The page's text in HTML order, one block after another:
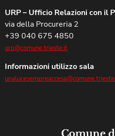
URP – Ufficio Relazioni con il
via della Procureria 2
+39 040 675 4850
urp@comune.trieste.it
Informazioni utilizzo sala